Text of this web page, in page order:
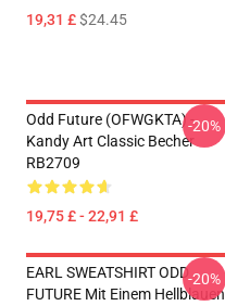
19,31 £$24.45
Odd Future (OFWGKTA) -
Kandy Art Classic Becher
RB2709
19,75 £ - 22,91 £
-20%
EARL SWEATSHIRT ODD
FUTURE Mit Einem Hellblauen
-20%